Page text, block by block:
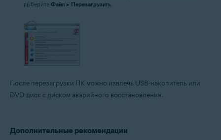
выберите Файл ▸ Перезагрузить.
После перезагрузки ПК можно извлечь USB-накопитель или
DVD-диск с диском аварийного восстановления.
Дополнительные рекомендации